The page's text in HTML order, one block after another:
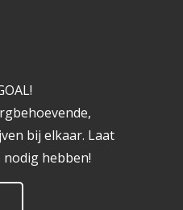
bij elkaar. Laat
nodig hebben!